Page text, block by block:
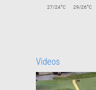
27/24°C 29/26°C
Videos